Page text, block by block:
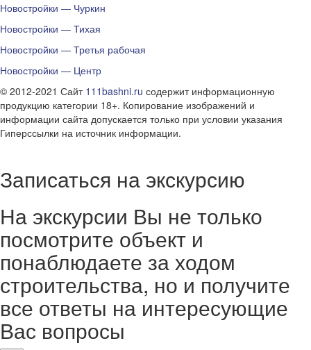
Новостройки — Чуркин
Новостройки — Тихая
Новостройки — Третья рабочая
Новостройки — Центр
© 2012-2021 Сайт 111bashni.ru содержит информационную
продукцию категории 18+. Копирование изображений и
информации сайта допускается только при условии указания
Гиперссылки на источник информации.
Записаться на экскурсию
На экскурсии Вы не только
посмотрите объект и
понаблюдаете за ходом
строительства, но и получите
все ответы на интересующие
Вас вопросы